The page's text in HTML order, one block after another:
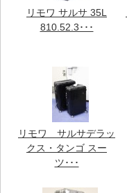
リモワ サルサ 35L
810.52.3･･･
リモワ サルサデラッ
クス・タンゴ スー
ツ･･･